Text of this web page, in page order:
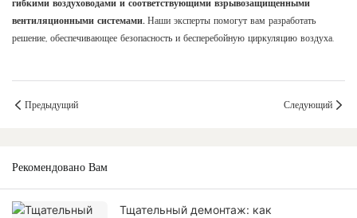
гибкими воздуховодами и соответствующими взрывозащищенными
вентиляционными системами. Наши эксперты помогут вам разработать
решение, обеспечивающее безопасность и бесперебойную циркуляцию воздуха.
Предыдущий Следующий
Рекомендовано Вам
Тщательный демонтаж: как